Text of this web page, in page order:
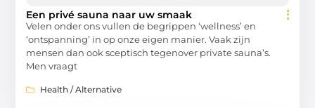
Een privé sauna naar uw smaak
Velen onder ons vullen de begrippen ‘wellness’ en
‘ontspanning’ in op onze eigen manier. Vaak zijn
mensen dan ook sceptisch tegenover private sauna’s.
Men vraagt
Health / Alternative